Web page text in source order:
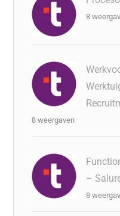
8
8 weergaven
–
8